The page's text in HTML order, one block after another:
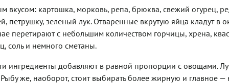
сметану, без горчицы: все
равно получится очень
вкусно.
надо
блюдом!
картошка, морковь, репа, брюква, свежий огурец,
зеленый лук. Отваренные вкрутую яйца кладут в
перетирают с небольшим количеством горчицы, хрена,
соль и немного сметаны.
ингредиенты добавляют в равной пропорции с овощами.
же, наоборот, стоит выбирать более жирную и главное —